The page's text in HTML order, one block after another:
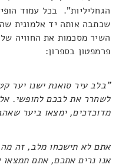
הגחליליות". בכל עמוד
שכתבה אותה יד אלמונית
השיר מסכמות את החוויה
פרמפטון בספרון:
"בלב עיר סואנת ישנו יער
לשחרר את לבכם לחופשי.
מדוכדכים, ימצאו ביער
אתם לא תישכחו מלב, זה
אנו נרים אתכם, אתם